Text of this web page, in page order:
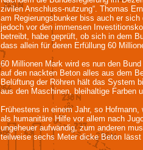
zivilen Anschluss-nutzung“. Thomas
am Regierungsbunker biss auch er
jedoch vor den immensen
betreibt, habe geprüft, ob sich in dem
dass allein für deren Erfüllung 60
60 Millionen Mark wird es nun den
auf den nackten Beton alles aus dem
Belüftung der Röhren hält das System
aus den Maschinen, bleihaltige Farben
Frühestens in einem Jahr, so
als humanitäre Hilfe vor allem nach
ungeheuer aufwändig, zum anderen
teilweise sechs Meter dicke Beton